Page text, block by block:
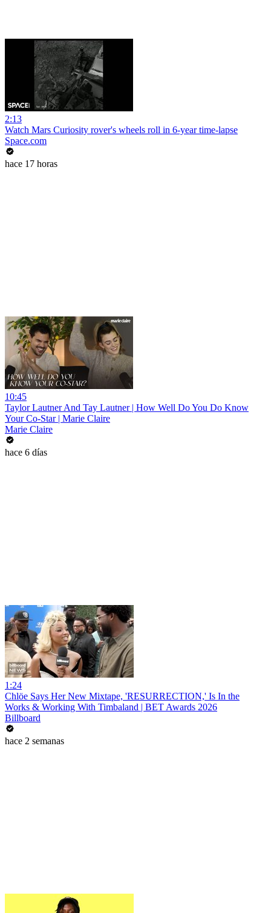
2:13
Watch Mars Curiosity rover's wheels roll in 6-year time-lapse
Space.com
hace 17 horas
10:45
Taylor Lautner And Tay Lautner | How Well Do You Do Know
Your Co-Star | Marie Claire
Marie Claire
hace 6 días
1:24
Chlöe Says Her New Mixtape, 'RESURRECTION,' Is In the
Works & Working With Timbaland | BET Awards 2026
Billboard
hace 2 semanas